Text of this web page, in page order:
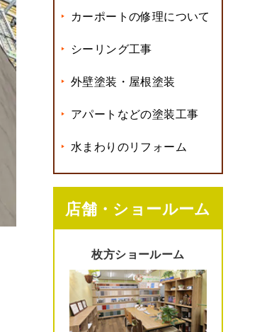
カーポートの修理について
シーリング工事
外壁塗装・屋根塗装
アパートなどの塗装工事
水まわりのリフォーム
店舗・ショールーム
枚方ショールーム